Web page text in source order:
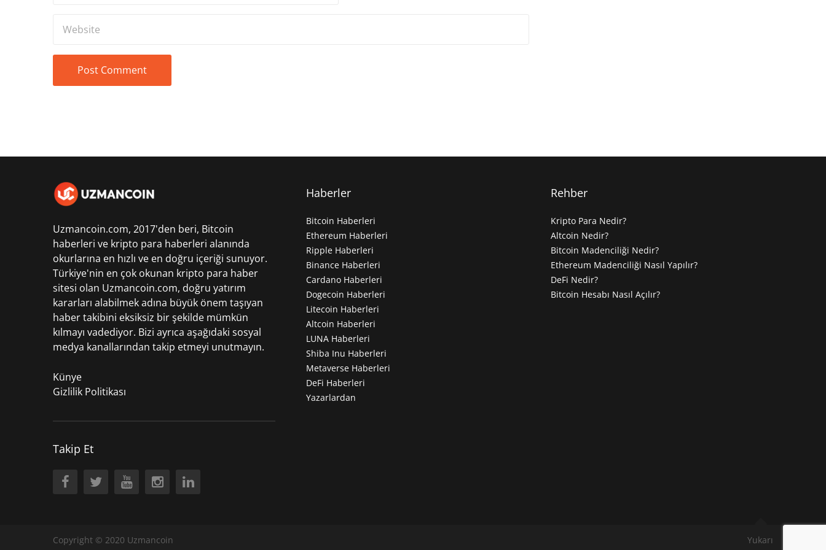
Uzmancoin.com, 2017'den beri, Bitcoin
haberleri ve kripto para haberleri alanında
okurlarına en hızlı ve en doğru içeriği sunuyor.
Türkiye'nin en çok okunan kripto para haber
sitesi olan Uzmancoin.com, doğru yatırım
kararları alabilmek adına büyük önem taşıyan
haber takibini eksiksiz bir şekilde mümkün
kılmayı vadediyor. Bizi ayrıca aşağıdaki sosyal
medya kanallarından takip etmeyi unutmayın.
Künye
Gizlilik Politikası
Takip Et
Haberler
Bitcoin Haberleri
Ethereum Haberleri
Ripple Haberleri
Binance Haberleri
Cardano Haberleri
Dogecoin Haberleri
Litecoin Haberleri
Altcoin Haberleri
LUNA Haberleri
Shiba Inu Haberleri
Metaverse Haberleri
DeFi Haberleri
Yazarlardan
Rehber
Kripto Para Nedir?
Altcoin Nedir?
Bitcoin Madenciliği Nedir?
Ethereum Madenciliği Nasıl Yapılır?
DeFi Nedir?
Bitcoin Hesabı Nasıl Açılır?
Yukarı
Copyright © 2020 Uzmancoin